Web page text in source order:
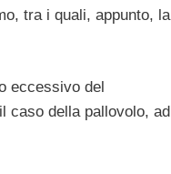
tra i quali, appunto, la
eccessivo del
caso della pallovolo, ad